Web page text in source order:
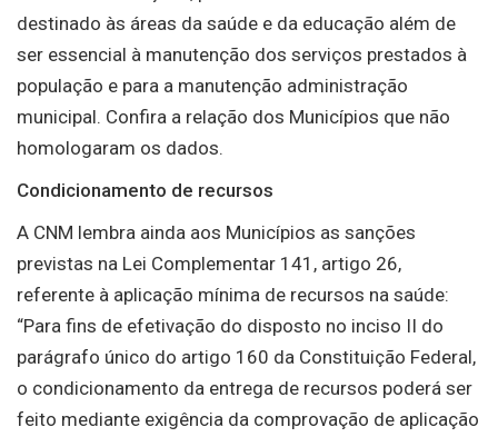
destinado às áreas da saúde e da educação além de
ser essencial à manutenção dos serviços prestados à
população e para a manutenção administração
municipal. Confira a relação dos Municípios que não
homologaram os dados.
Condicionamento de recursos
A CNM lembra ainda aos Municípios as sanções
previstas na Lei Complementar 141, artigo 26,
referente à aplicação mínima de recursos na saúde:
“Para fins de efetivação do disposto no inciso II do
parágrafo único do artigo 160 da Constituição Federal,
o condicionamento da entrega de recursos poderá ser
feito mediante exigência da comprovação de aplicação